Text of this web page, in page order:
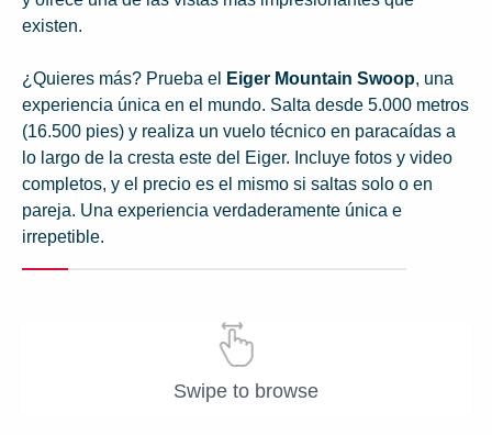
existen.
¿Quieres más? Prueba el Eiger Mountain Swoop, una
experiencia única en el mundo. Salta desde 5.000 metros
(16.500 pies) y realiza un vuelo técnico en paracaídas a
lo largo de la cresta este del Eiger. Incluye fotos y video
completos, y el precio es el mismo si saltas solo o en
pareja. Una experiencia verdaderamente única e
irrepetible.
Swipe to browse